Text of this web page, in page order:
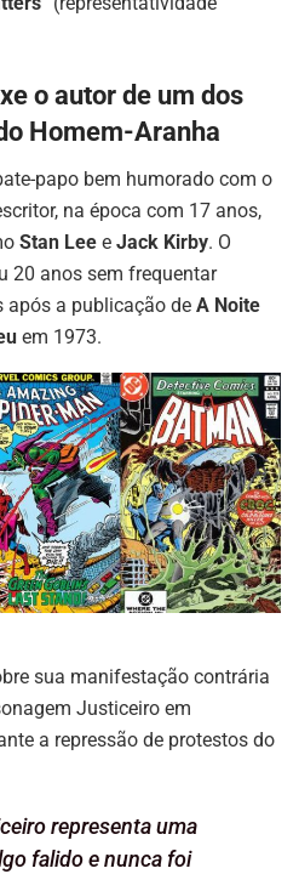
o autor de um dos
Homem-Aranha
papo bem humorado com o
na época com 17 anos,
Stan Lee e Jack Kirby. O
20 anos sem frequentar
após a publicação de A Noite
em 1973.
sua manifestação contrária
Justiceiro em
a repressão de protestos do
representa uma
falido e nunca foi